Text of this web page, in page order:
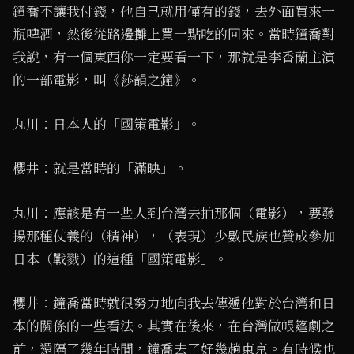
鐘喬不讓我付錢，他自己就用僅有的錢，去外面買來一
瓶啤酒，然後從路邊攤上買一點吃的回來。當時鐘喬對
我說，有一個東西你一定要看一下，那就是李香蘭主演
的一部電影，叫《莎韻之鐘》。
丸川：日本人的「國策電影」。
櫻井：就是當時的「滿映」。
丸川：應該是有一些人到台灣去拍那個（電影），要發
揚那種仗義的（精神），（表現）少數民族也贊成參加
日本（戰戮）的這種「國策電影」。
櫻井：鐘喬當時就很努力地向我去傳遞他對於台灣和日
本的關係的一些看法。其實在後來，在台灣做帳篷劇之
前，還隔了幾年時間，鐘喬去了好幾趟東京。有時候也